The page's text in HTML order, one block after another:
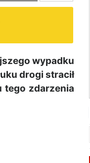
wypadku
drogi stracił
tego zdarzenia